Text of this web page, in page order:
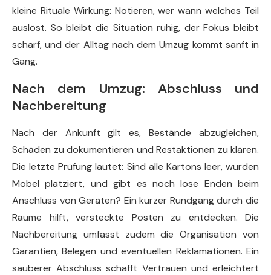
kleine Rituale Wirkung: Notieren, wer wann welches Teil
auslöst. So bleibt die Situation ruhig, der Fokus bleibt
scharf, und der Alltag nach dem Umzug kommt sanft in
Gang.
Nach dem Umzug: Abschluss und
Nachbereitung
Nach der Ankunft gilt es, Bestände abzugleichen,
Schäden zu dokumentieren und Restaktionen zu klären.
Die letzte Prüfung lautet: Sind alle Kartons leer, wurden
Möbel platziert, und gibt es noch lose Enden beim
Anschluss von Geräten? Ein kurzer Rundgang durch die
Räume hilft, versteckte Posten zu entdecken. Die
Nachbereitung umfasst zudem die Organisation von
Garantien, Belegen und eventuellen Reklamationen. Ein
sauberer Abschluss schafft Vertrauen und erleichtert